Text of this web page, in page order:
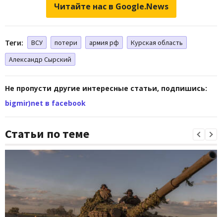
Читайте нас в Google.News
Теги: ВСУ потери армия рф
Курская область
Александр Сырский
Не пропусти другие интересные статьи, подпишись:
bigmir)net в facebook
Статьи по теме